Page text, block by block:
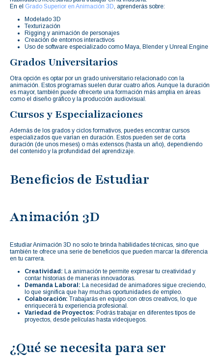
En el Grado Superior en Animación 3D, aprenderás sobre:
Modelado 3D
Texturización
Rigging y animación de personajes
Creación de entornos interactivos
Uso de software especializado como Maya, Blender y Unreal Engine
Grados Universitarios
Otra opción es optar por un grado universitario relacionado con la
animación. Estos programas suelen durar cuatro años. Aunque la duración
es mayor, también puede ofrecerte una formación más amplia en áreas
como el diseño gráfico y la producción audiovisual.
Cursos y Especializaciones
Además de los grados y ciclos formativos, puedes encontrar cursos
especializados que varían en duración. Estos pueden ser de corta
duración (de unos meses) o más extensos (hasta un año), dependiendo
del contenido y la profundidad del aprendizaje.
Beneficios de Estudiar
Animación 3D
Estudiar Animación 3D no solo te brinda habilidades técnicas, sino que
también te ofrece una serie de beneficios que pueden marcar la diferencia
en tu carrera.
Creatividad: La animación te permite expresar tu creatividad y
contar historias de maneras innovadoras.
Demanda Laboral: La necesidad de animadores sigue creciendo,
lo que significa que hay muchas oportunidades de empleo.
Colaboración: Trabajarás en equipo con otros creativos, lo que
enriquecerá tu experiencia profesional.
Variedad de Proyectos: Podrás trabajar en diferentes tipos de
proyectos, desde películas hasta videojuegos.
¿Qué se necesita para ser